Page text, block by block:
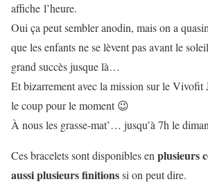
affiche l’heure.
Oui ça peut sembler anodin, mais on a
que les enfants ne se lèvent pas avant le
grand succès jusque là…
Et bizarrement avec la mission sur le Vivofit
le coup pour le moment 😉
À nous les grasse-mat’… jusqu’à 7h le
Ces bracelets sont disponibles enplusieurs
aussi plusieurs finitionssi on peut dire.